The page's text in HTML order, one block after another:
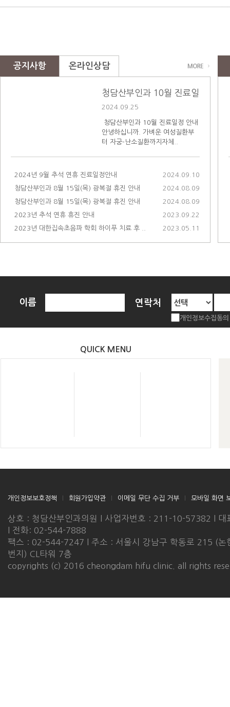
공지사항 온라인상담
청담산부인과 10월 진료일정 안내
2024.09.25
청담산부인과 10월 진료일정 안내
안녕하십니까. 가벼운 여성질환부
터 자궁-난소질환까지자체..
2024년 9월 추석 연휴 진료일정안내
2024.09.10
청담산부인과 8월 15일(목) 광복절 휴진 안내
2024.08.09
청담산부인과 8월 15일(목) 광복절 휴진 안내
2024.08.09
2023년 추석 연휴 휴진 안내
2023.09.22
2023년 대한집속초음파 학회 하이푸 치료 후 ..
2023.05.11
이름 연락처
개인정보수집동
QUICK MENU
개인정보보호정책 회원가입약관 이메일 무단 수집 거부 모바일 화면
상호 : 청담산부인과의원 l 사업자번호 : 211-10-57382 l 대
l 전화: 02-544-7888
팩스 : 02-544-7247 l 주소 : 서울시 강남구 학동로 215 (논
번지) CL타워 7층
copyrights (c) 2016 cheongdam hifu clinic. all rights